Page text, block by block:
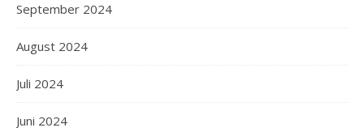
September 2024
August 2024
Juli 2024
Juni 2024